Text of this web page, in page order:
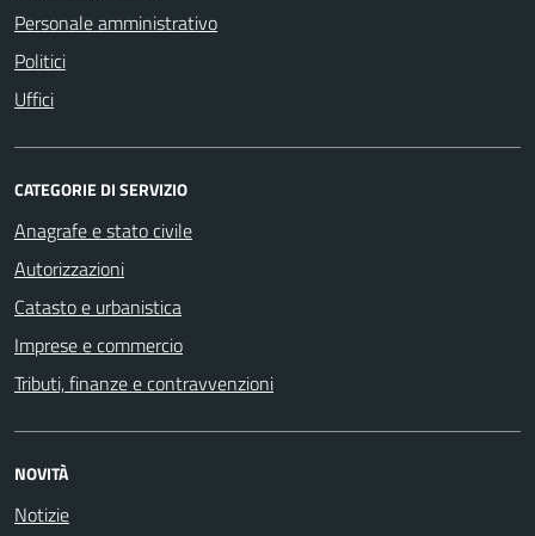
Personale amministrativo
Politici
Uffici
CATEGORIE DI SERVIZIO
Anagrafe e stato civile
Autorizzazioni
Catasto e urbanistica
Imprese e commercio
Tributi, finanze e contravvenzioni
NOVITÀ
Notizie